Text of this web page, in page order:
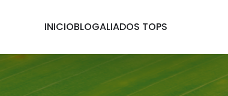
INICIOBLOGALIADOS TOPS